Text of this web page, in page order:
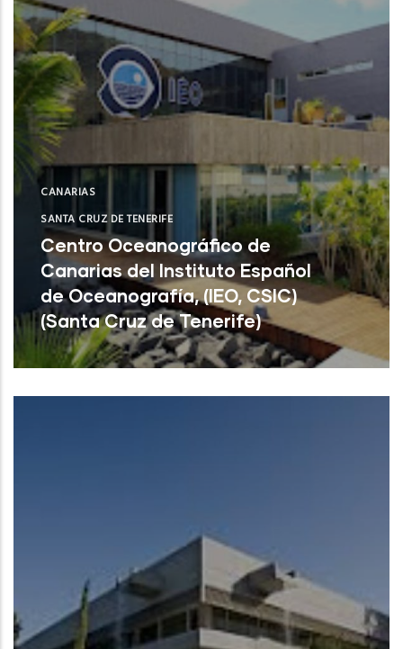
CANARIAS
SANTA CRUZ DE TENERIFE
Centro Oceanográfico de
Canarias del Instituto Español
de Oceanografía, (IEO, CSIC)
(Santa Cruz de Tenerife)
Centro Oceanográfico de Canarias del
Instituto Español de Oceanografía, (IEO,